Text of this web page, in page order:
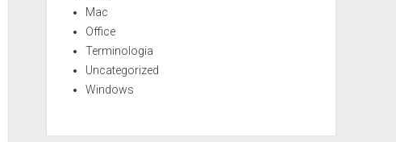
Mac
Office
Terminologia
Uncategorized
Windows